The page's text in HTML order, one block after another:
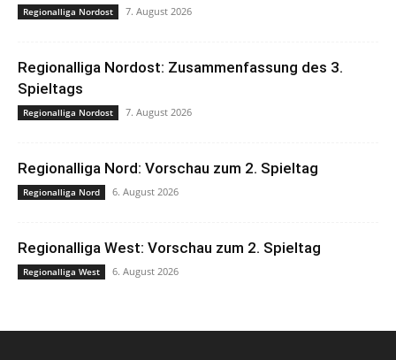
Regionalliga Nordost 7. August 2026
Regionalliga Nordost: Zusammenfassung des 3.
Spieltags
Regionalliga Nordost 7. August 2026
Regionalliga Nord: Vorschau zum 2. Spieltag
Regionalliga Nord 6. August 2026
Regionalliga West: Vorschau zum 2. Spieltag
Regionalliga West 6. August 2026